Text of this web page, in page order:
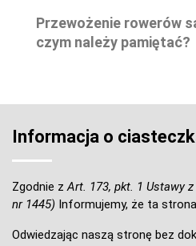
Przewożenie rowerów
czym należy pamiętać?
Informacja o
Zgodnie z Art. 173, pkt. 1 Ustawy z
nr 1445) Informujemy, że ta
Odwiedzając naszą stronę bez